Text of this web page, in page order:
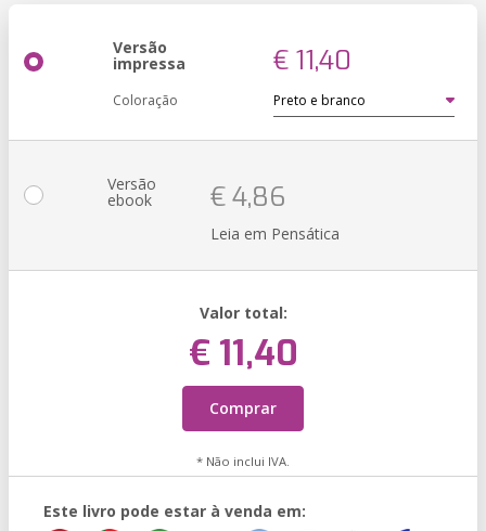
Versão
impressa € 11,40
Coloração
Versão
ebook € 4,86
Leia em Pensática
Valor total:
€ 11,40
Comprar
* Não inclui IVA.
Este livro pode estar à venda em: